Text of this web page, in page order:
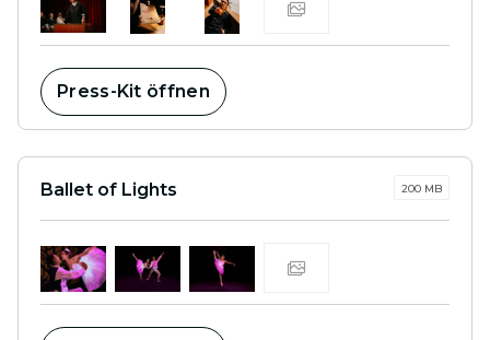
Press-Kit öffnen
Ballet of Lights 200 MB